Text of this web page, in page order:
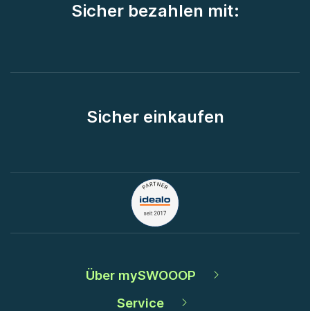
Sicher bezahlen mit:
Sicher einkaufen
Über mySWOOOP
Service